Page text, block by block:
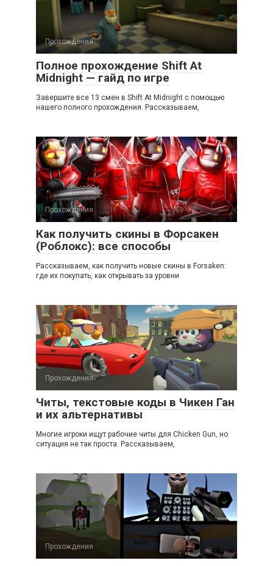
Прохождения
Полное прохождение Shift At
Midnight — гайд по игре
Завершите все 13 смен в Shift At Midnight с помощью
нашего полного прохождения. Рассказываем,
Прохождения
Как получить скины в Форсакен
(Роблокс): все способы
Рассказываем, как получить новые скины в Forsaken:
где их покупать, как открывать за уровни
Прохождения
Читы, текстовые коды в Чикен Ган
и их альтернативы
Многие игроки ищут рабочие читы для Chicken Gun, но
ситуация не так проста. Рассказываем,
Прохождения